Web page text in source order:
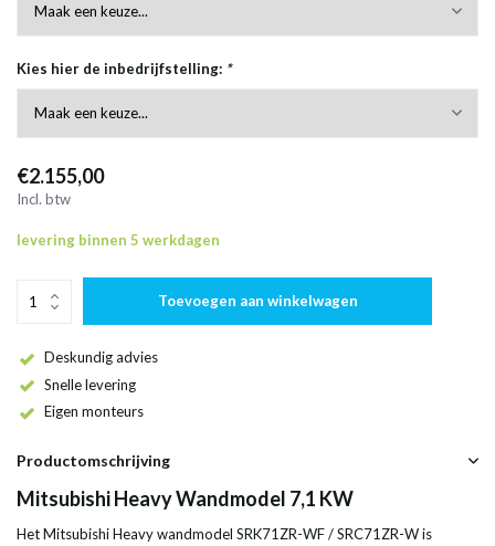
Kies hier de inbedrijfstelling: *
€2.155,00
Incl. btw
levering binnen 5 werkdagen
Toevoegen aan winkelwagen
Deskundig advies
Snelle levering
Eigen monteurs
Productomschrijving
Mitsubishi Heavy Wandmodel 7,1 KW
Het Mitsubishi Heavy wandmodel SRK71ZR-WF / SRC71ZR-W is